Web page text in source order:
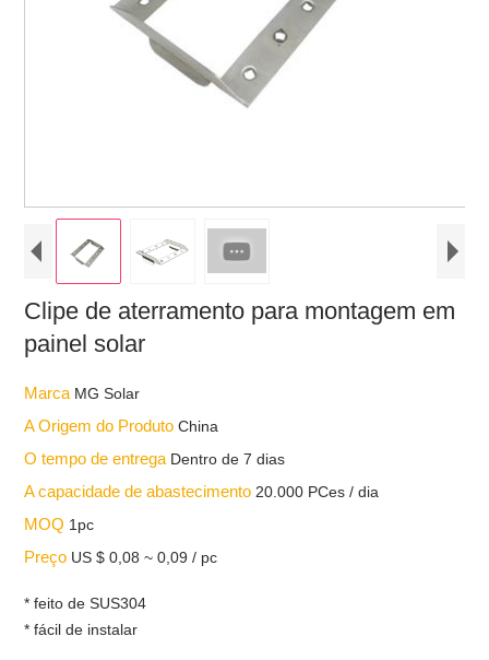
Clipe de aterramento para montagem em
painel solar
Marca MG Solar
A Origem do ProdutoChina
O tempo de entrega Dentro de 7 dias
A capacidade de abastecimento 20.000 PCes / dia
MOQ 1pc
Preço US $ 0,08 ~ 0,09 / pc
* feito de SUS304
* fácil de instalar